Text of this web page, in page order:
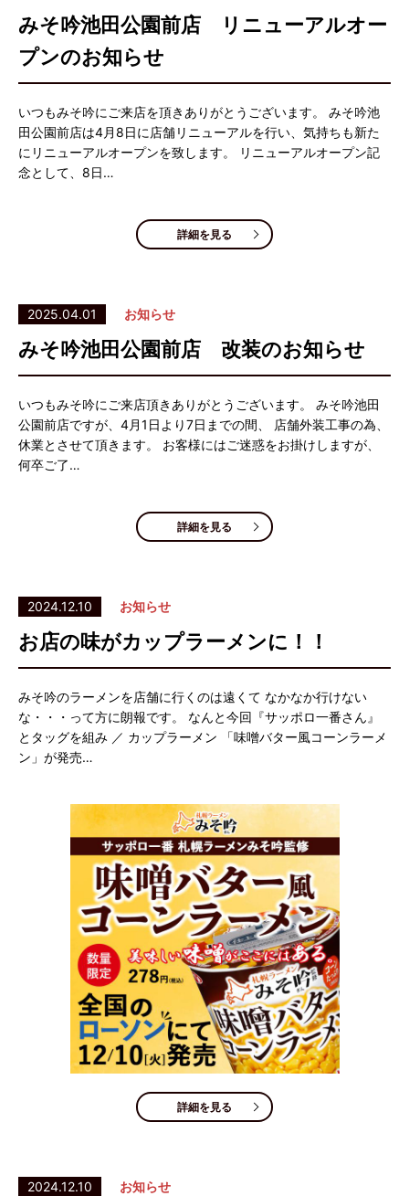
みそ吟池田公園前店 リニューアルオー
プンのお知らせ
いつもみそ吟にご来店を頂きありがとうございます。 みそ吟池
田公園前店は4月8日に店舗リニューアルを行い、気持ちも新た
にリニューアルオープンを致します。 リニューアルオープン記
念として、8日…
詳細を見る
2025.04.01 お知らせ
みそ吟池田公園前店 改装のお知らせ
いつもみそ吟にご来店頂きありがとうございます。 みそ吟池田
公園前店ですが、4月1日より7日までの間、 店舗外装工事の為、
休業とさせて頂きます。 お客様にはご迷惑をお掛けしますが、
何卒ご了…
詳細を見る
2024.12.10 お知らせ
お店の味がカップラーメンに！！
みそ吟のラーメンを店舗に行くのは遠くて なかなか行けない
な・・・って方に朗報です。 なんと今回『サッポロ一番さん』
とタッグを組み ／ カップラーメン 「味噌バター風コーンラーメ
ン」が発売…
詳細を見る
2024.12.10 お知らせ